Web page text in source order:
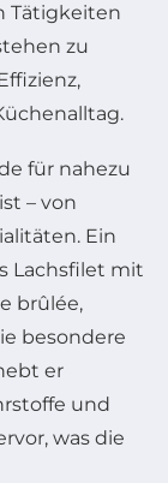
Tätigkeiten
zu
für nahezu
– von
Ein
Lachsfilet mit
brûlée,
besondere
er
und
was die